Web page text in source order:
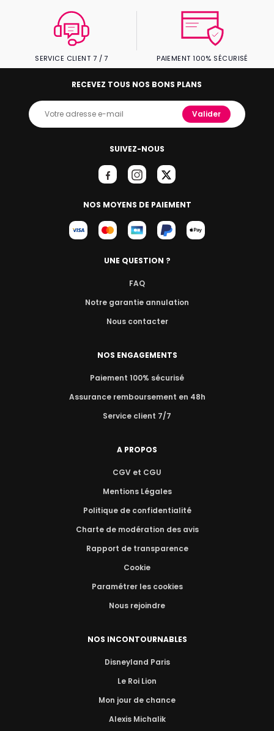
SERVICE CLIENT 7 / 7 PAIEMENT 100% SÉCURISÉ
SUIVEZ-NOUS
NOS MOYENS DE PAIEMENT
RECEVEZ TOUS NOS BONS PLANS
Valider
UNE QUESTION ?
FAQ
Notre garantie annulation
Nous contacter
NOS ENGAGEMENTS
Paiement 100% sécurisé
Assurance remboursement en 48h
Service client 7/7
A PROPOS
CGV et CGU
Mentions Légales
Politique de confidentialité
Charte de modération des avis
Rapport de transparence
Cookie
Paramétrer les cookies
Nous rejoindre
NOS INCONTOURNABLES
Disneyland Paris
Le Roi Lion
Mon jour de chance
Alexis Michalik